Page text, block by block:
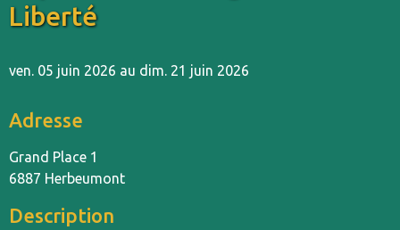
Liberté
ven. 05 juin 2026 au dim. 21 juin 2026
Adresse
Grand Place 1
6887 Herbeumont
Description